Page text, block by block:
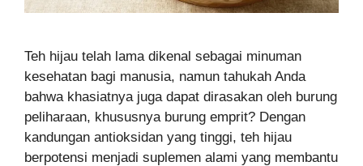
Teh hijau telah lama dikenal sebagai minuman
kesehatan bagi manusia, namun tahukah Anda
bahwa khasiatnya juga dapat dirasakan oleh burung
peliharaan, khususnya burung emprit? Dengan
kandungan antioksidan yang tinggi, teh hijau
berpotensi menjadi suplemen alami yang membantu